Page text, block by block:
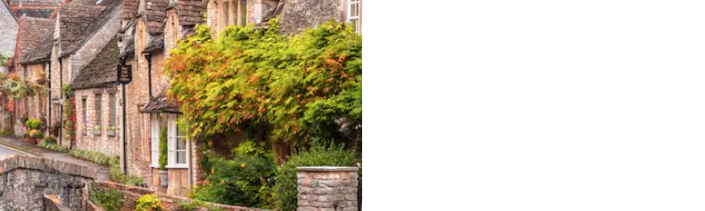
und unten oder erkunde die Ergebnisse durch Berühren oder Wischgesten.